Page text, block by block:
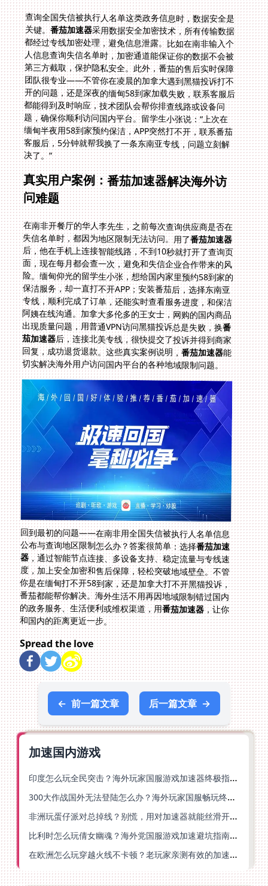
查询全国失信被执行人名单这类政务信息时，数据安全是
关键。番茄加速器采用数据安全加密技术，所有传输数据
都经过专线加密处理，避免信息泄露。比如在南非输入个
人信息查询失信名单时，加密通道能保证你的数据不会被
第三方截取，保护隐私安全。此外，番茄的售后实时保障
团队很专业——不管你在凌晨的加拿大遇到黑猫投诉打不
开的问题，还是深夜的缅甸58到家加载失败，联系客服后
都能得到及时响应，技术团队会帮你排查线路或设备问
题，确保你顺利访问国内平台。留学生小张说：“上次在
缅甸半夜用58到家预约保洁，APP突然打不开，联系番茄
客服后，5分钟就帮我换了一条东南亚专线，问题立刻解
决了。”
真实用户案例：番茄加速器解决海外访
问难题
在南非开餐厅的华人李先生，之前每次查询供应商是否在
失信名单时，都因为地区限制无法访问。用了番茄加速器
后，他在手机上连接智能线路，不到10秒就打开了查询页
面，现在每月都会查一次，避免和失信企业合作带来的风
险。缅甸仰光的留学生小张，想给国内家里预约58到家的
保洁服务，却一直打不开APP；安装番茄后，选择东南亚
专线，顺利完成了订单，还能实时查看服务进度，和保洁
阿姨在线沟通。加拿大多伦多的王女士，网购的国内商品
出现质量问题，用普通VPN访问黑猫投诉总是失败，换番
茄加速器后，连接北美专线，很快提交了投诉并得到商家
回复，成功退货退款。这些真实案例说明，番茄加速器能
切实解决海外用户访问国内平台的各种地域限制问题。
回到最初的问题——在南非用全国失信被执行人名单信息
公布与查询地区限制怎么办？答案很简单：选择番茄加速
器，通过智能节点连接、多设备支持、稳定流量与专线速
度，加上安全加密和售后保障，轻松突破地域壁垒。不管
你是在缅甸打不开58到家，还是加拿大打不开黑猫投诉，
番茄都能帮你解决。海外生活不用再因地域限制错过国内
的政务服务、生活便利或维权渠道，用番茄加速器，让你
和国内的距离更近一步。
Spread the love
← 前一篇文章 后一篇文章 →
加速国内游戏
印度怎么玩全民突击？海外玩家国服游戏加速器终极指南（附原神延迟优化+精灵之境加速器选择）
300大作战国外无法登陆怎么办？海外玩家国服畅玩终极指南（附实测推荐）
非洲玩蛋仔派对总掉线？别慌，用对加速器就能丝滑开跑！
比利时怎么玩倩女幽魂？海外党国服游戏加速避坑指南（附实测推荐）
在欧洲怎么玩穿越火线不卡顿？老玩家亲测有效的加速器选择指南